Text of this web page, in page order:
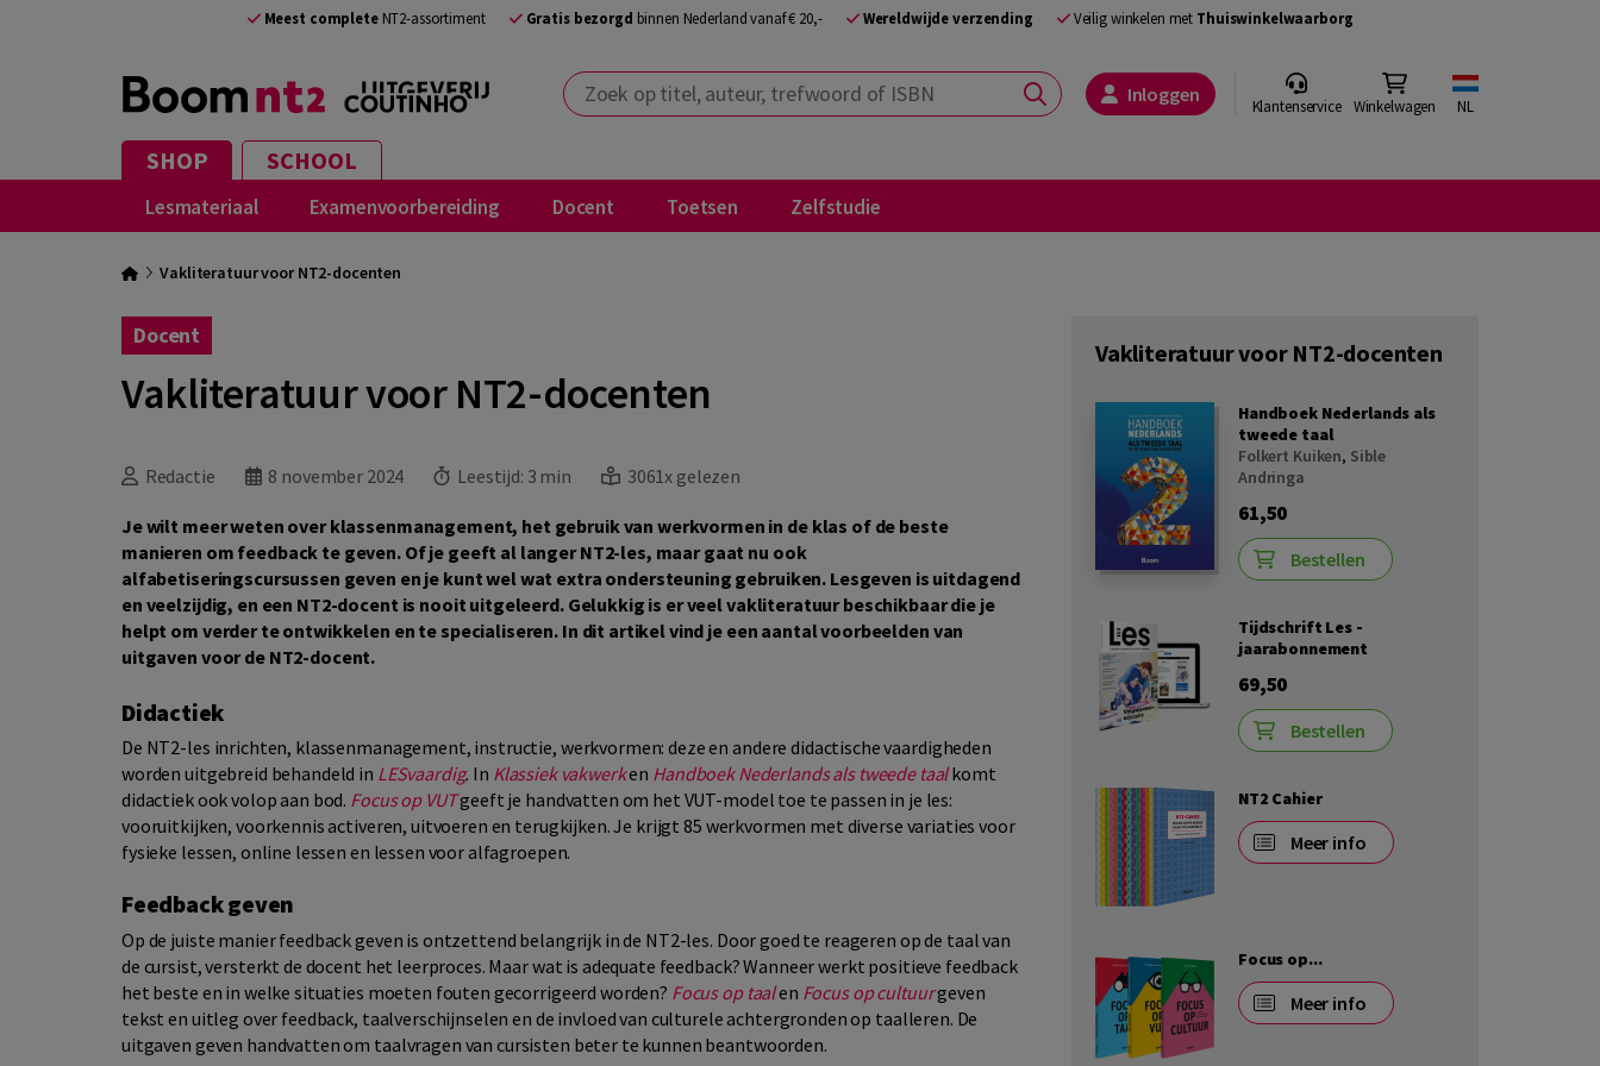
Meest completeNT2-assortiment Gratis bezorgd binnen Nederland vanaf € 20,- Wereldwijde verzending Veilig winkelen met Thuiswinkelwaarborg
Zoek op titel, auteur, trefwoord of ISBN Inloggen Klantenservice Winkelwagen NL
SHOP SCHOOL
Lesmateriaal Examenvoorbereiding Docent Toetsen Zelfstudie
Vakliteratuur voor NT2-docenten
Docent
Vakliteratuur voor NT2-docenten
Redactie 8 november 2024 Leestijd: 3 min 3061x gelezen
Je wilt meer weten over klassenmanagement, het gebruik van werkvormen in de klas of de beste
manieren om feedback te geven. Of je geeft al langer NT2-les, maar gaat nu ook
alfabetiseringscursussen geven en je kunt wel wat extra ondersteuning gebruiken. Lesgeven is uitdagend
en veelzijdig, en een NT2-docent is nooit uitgeleerd. Gelukkig is er veel vakliteratuur beschikbaar die je
helpt om verder te ontwikkelen en te specialiseren. In dit artikel vind je een aantal voorbeelden van
uitgaven voor de NT2-docent.
Didactiek
De NT2-les inrichten, klassenmanagement, instructie, werkvormen: deze en andere didactische vaardigheden
worden uitgebreid behandeld in LESvaardig. In Klassiek vakwerken Handboek Nederlands als tweede taalkomt
didactiek ook volop aan bod. Focus op VUTgeeft je handvatten om het VUT-model toe te passen in je les:
vooruitkijken, voorkennis activeren, uitvoeren en terugkijken. Je krijgt 85 werkvormen met diverse variaties voor
fysieke lessen, online lessen en lessen voor alfagroepen.
Feedback geven
Op de juiste manier feedback geven is ontzettend belangrijk in de NT2-les. Door goed te reageren op de taal van
de cursist, versterkt de docent het leerproces. Maar wat is adequate feedback? Wanneer werkt positieve feedback
het beste en in welke situaties moeten fouten gecorrigeerd worden? Focus op taalen Focus op cultuurgeven
tekst en uitleg over feedback, taalverschijnselen en de invloed van culturele achtergronden op taalleren. De
uitgaven geven handvatten om taalvragen van cursisten beter te kunnen beantwoorden.
Vakliteratuur voor NT2-docenten
Handboek Nederlands als
tweede taal
Folkert Kuiken, Sible
Andringa
61,50
Bestellen
Tijdschrift Les -
jaarabonnement
69,50
Bestellen
NT2 Cahier
Meer info
Focus op...
Meer info